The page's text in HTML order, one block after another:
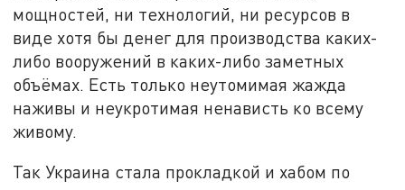
мощностей, ни технологий, ни ресурсов в
виде хотя бы денег для производства каких-
либо вооружений в каких-либо заметных
объёмах. Есть только неутомимая жажда
наживы и неукротимая ненависть ко всему
живому.
Так Украина стала прокладкой и хабом по